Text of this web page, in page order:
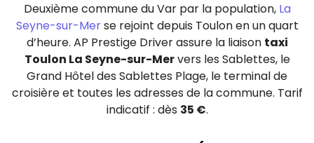
Deuxième commune du Var par la population, La
Seyne-sur-Merse rejoint depuis Toulon en un quart
d’heure. AP Prestige Driver assure la liaison taxi
Toulon La Seyne-sur-Mervers les Sablettes, le
Grand Hôtel des Sablettes Plage, le terminal de
croisière et toutes les adresses de la commune. Tarif
indicatif : dès 35 €.